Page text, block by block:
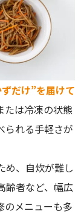
だけ”を届けて
たは冷凍の状態
られる手軽さが
め、自炊が難し
齢者など、幅広
のメニューも多